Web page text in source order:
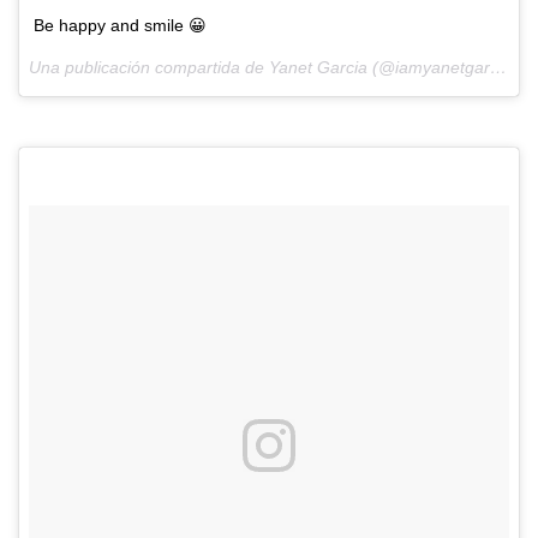
Be happy and smile 😀
Una publicación compartida de Yanet Garcia (@iamyanetgarcia) el